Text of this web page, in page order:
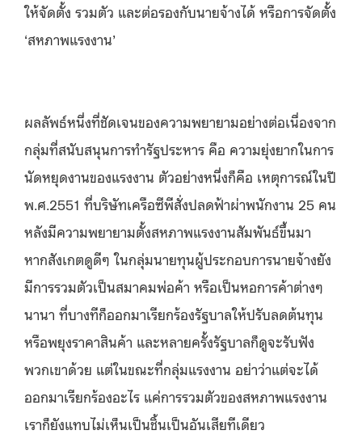
ให้จัดตั้ง รวมตัว และต่อรองกับนายจ้างได้ หรือการจัดตั้ง
‘สหภาพแรงงาน’
ผลลัพธ์หนึ่งที่ชัดเจนของความพยายามอย่างต่อเนื่องจาก
กลุ่มที่สนับสนุนการทำรัฐประหาร คือ ความยุ่งยากในการ
นัดหยุดงานของแรงงาน ตัวอย่างหนึ่งก็คือ เหตุการณ์ในปี
พ.ศ.2551 ที่บริษัทเครือซีพีสั่งปลดฟ้าผ่าพนักงาน 25 คน
หลังมีความพยายามตั้งสหภาพแรงงานสัมพันธ์ขึ้นมา
หากสังเกตดูดีๆ ในกลุ่มนายทุนผู้ประกอบการนายจ้างยัง
มีการรวมตัวเป็นสมาคมพ่อค้า หรือเป็นหอการค้าต่างๆ
นานา ที่บางทีก็ออกมาเรียกร้องรัฐบาลให้ปรับลดต้นทุน
หรือพยุงราคาสินค้า และหลายครั้งรัฐบาลก็ดูจะรับฟัง
พวกเขาด้วย แต่ในขณะที่กลุ่มแรงงาน อย่าว่าแต่จะได้
ออกมาเรียกร้องอะไร แค่การรวมตัวของสหภาพแรงงาน
เราก็ยังแทบไม่เห็นเป็นชิ้นเป็นอันเสียทีเดียว